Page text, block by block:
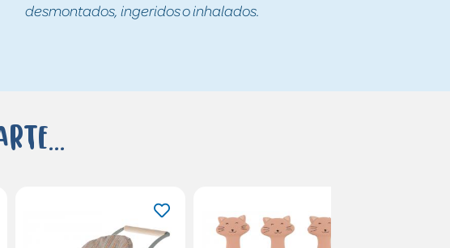
desmontados, ingeridos o inhalados.